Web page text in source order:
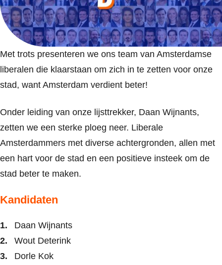
Met trots presenteren we ons team van Amsterdamse
liberalen die klaarstaan om zich in te zetten voor onze
stad, want Amsterdam verdient beter!
Onder leiding van onze lijsttrekker, Daan Wijnants,
zetten we een sterke ploeg neer. Liberale
Amsterdammers met diverse achtergronden, allen met
een hart voor de stad en een positieve insteek om de
stad beter te maken.
Kandidaten
Daan Wijnants
Wout Deterink
Dorle Kok